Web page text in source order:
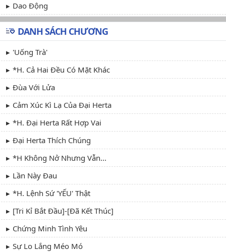
Dao Động
DANH SÁCH CHƯƠNG
'Uống Trà'
*H. Cả Hai Đều Có Mặt Khác
Đùa Với Lửa
Cảm Xúc Kì Lạ Của Đại Herta
*H. Đại Herta Rất Hợp Vai
Đại Herta Thích Chúng
*H Không Nở Nhưng Vẫn...
Lần Này Đau
*H. Lệnh Sứ 'YẾU' Thật
[Tri Kỉ Bắt Đầu]-[đã Kết Thúc]
Chứng Minh Tình Yêu
Sự Lo Lắng Méo Mó